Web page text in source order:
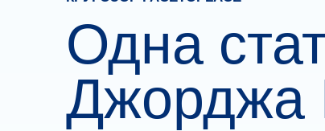
Одна
Джорджа